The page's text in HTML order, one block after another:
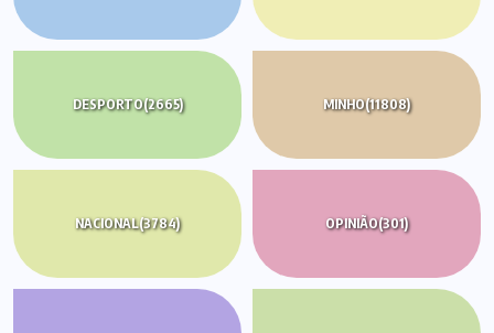
DESPORTO(2665) MINHO(11808)
NACIONAL(3784) OPINIÃO(301)